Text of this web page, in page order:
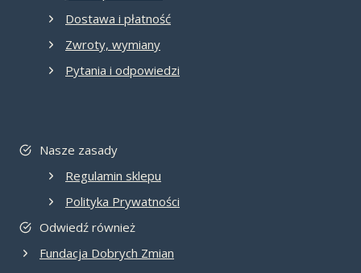
Dostawa i płatność
Zwroty, wymiany
Pytania i odpowiedzi
Nasze zasady
Regulamin sklepu
Polityka Prywatności
Odwiedź również
Fundacja Dobrych Zmian